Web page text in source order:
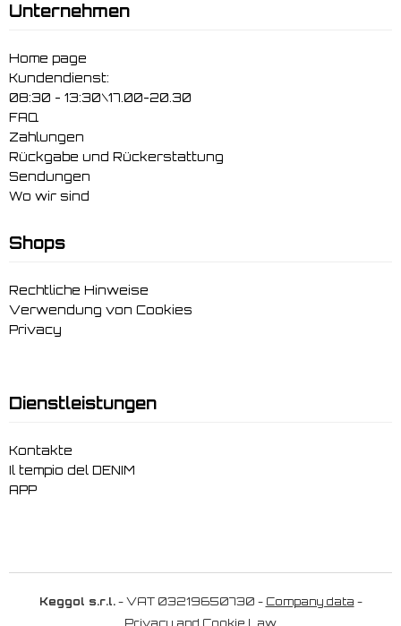
Unternehmen
Home page
Kundendienst:
08:30 - 13:30\17.00-20.30
FAQ
Zahlungen
Rückgabe und Rückerstattung
Sendungen
Wo wir sind
Shops
Rechtliche Hinweise
Verwendung von Cookies
Privacy
Dienstleistungen
Kontakte
Il tempio del DENIM
APP
Keggol s.r.l.- VAT 03219650730 - Company data -
Privacy and Cookie Law